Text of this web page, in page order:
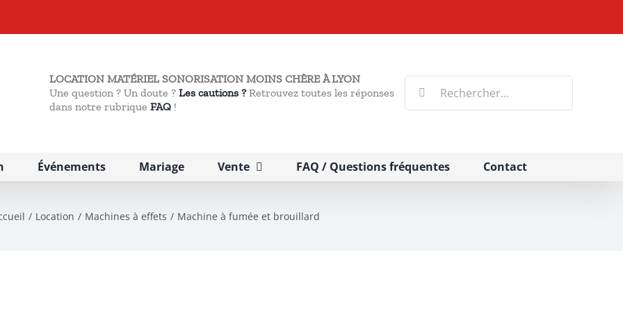
LOCATION MATÉRIEL SONORISATION MOINS CHÈRE À LYON
Une question ? Un doute ? Les cautions ?Retrouvez toutes les réponses
dans notre rubrique FAQ !
Rechercher:
Événements Mariage Vente FAQ / Questions fréquentes Contact
Location Machines à effets Machine à fumée et brouillard